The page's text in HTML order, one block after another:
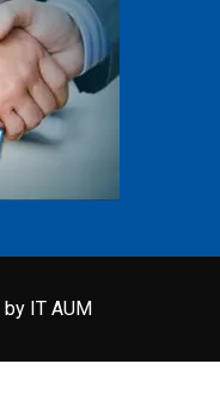
IT AUM